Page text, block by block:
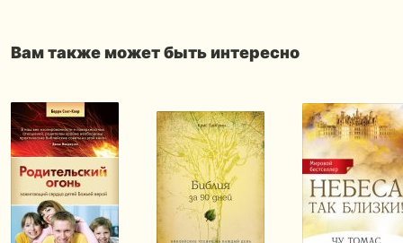
Вам также может быть интересно